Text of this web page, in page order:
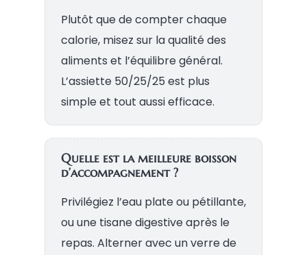
Plutôt que de compter chaque
calorie, misez sur la qualité des
aliments et l’équilibre général.
L’assiette 50/25/25 est plus
simple et tout aussi efficace.
Quelle est la meilleure boisson
d’accompagnement ?
Privilégiez l’eau plate ou pétillante,
ou une tisane digestive après le
repas. Alterner avec un verre de